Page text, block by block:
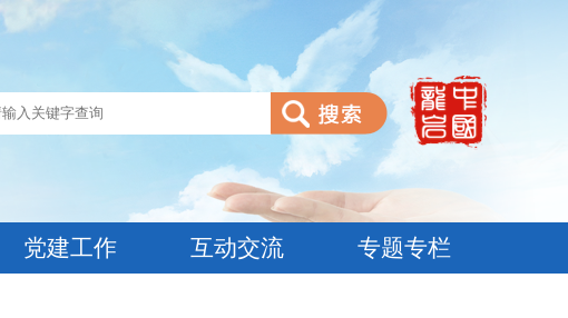
党建工作 互动交流 专题专栏